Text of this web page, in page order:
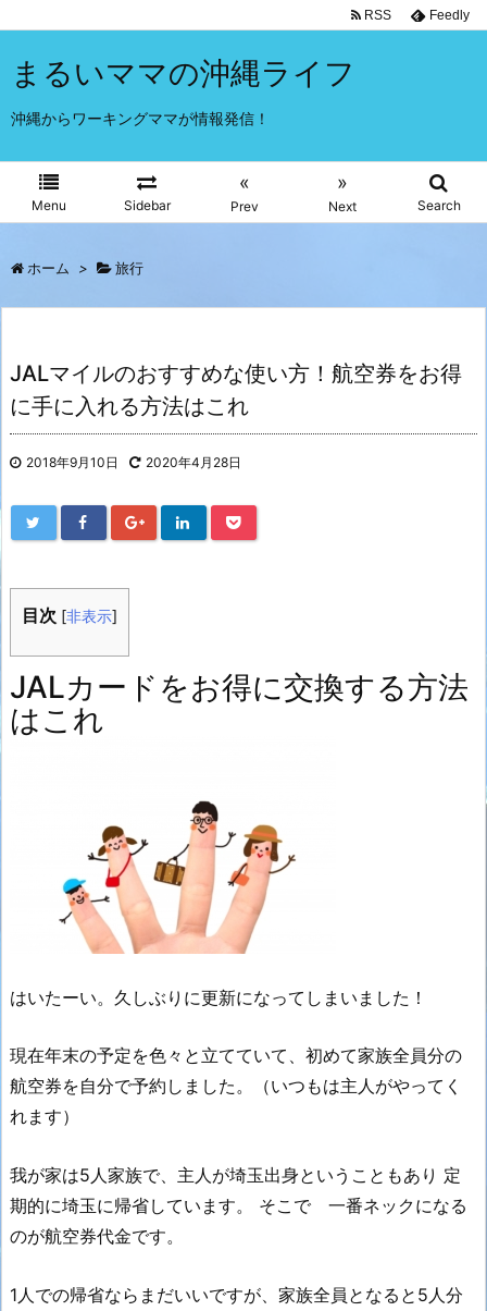
まるいママの沖縄ライフ
沖縄からワーキングママが情報発信！
Menu Sidebar
«
Prev
»
Next Search
RSS Feedly
ホーム > 旅行
JALマイルのおすすめな使い方！航空券をお得
に手に入れる方法はこれ
2018年9月10日 2020年4月28日
目次 [非表示]
JALカードをお得に交換する方法
はこれ
はいたーい。久しぶりに更新になってしまいました！
現在年末の予定を色々と立てていて、初めて家族全員分の
航空券を自分で予約しました。（いつもは主人がやってく
れます）
我が家は5人家族で、主人が埼玉出身ということもあり 定
期的に埼玉に帰省しています。 そこで 一番ネックになる
のが航空券代金です。
1人での帰省ならまだいいですが、家族全員となると5人分